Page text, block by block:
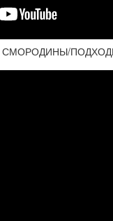
СМОРОДИНЫ/